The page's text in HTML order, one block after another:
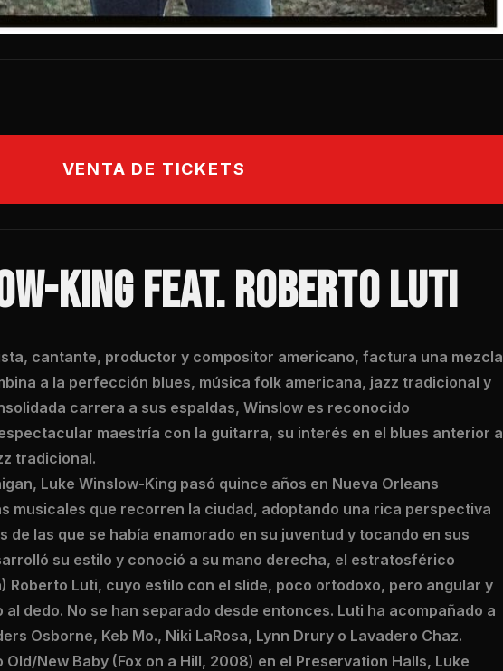
VENTA DE TICKETS
KING FEAT. ROBERTO LUTI
cantante, productor y compositor americano, factura una mezcla
a la perfección blues, música folk americana, jazz tradicional y
carrera a sus espaldas, Winslow es reconocido
maestría con la guitarra, su interés en el blues anterior a
tradicional.
Luke Winslow-King pasó quince años en Nueva Orleans
musicales que recorren la ciudad, adoptando una rica perspectiva
de las que se había enamorado en su juventud y tocando en sus
su estilo y conoció a su mano derecha, el estratosférico
Roberto Luti, cuyo estilo con el slide, poco ortodoxo, pero angular y
dedo. No se han separado desde entonces. Luti ha acompañado a
Osborne, Keb Mo., Niki LaRosa, Lynn Drury o Lavadero Chaz.
New Baby (Fox on a Hill, 2008) en el Preservation Halls, Luke